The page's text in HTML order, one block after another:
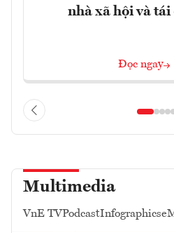
nhà xã hội và
Đọc ngay
Multimedia
VnE TVPodcastInfographics